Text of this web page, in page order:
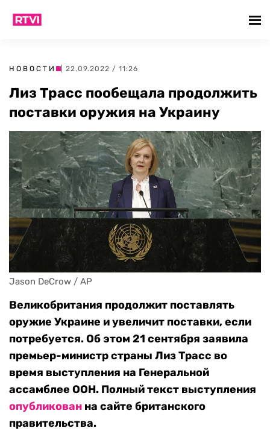
НОВОСТИ | 22.09.2022 / 11:26
Лиз Трасс пообещала продолжить
поставки оружия на Украину
Jason DeCrow / AP
Великобритания продолжит поставлять
оружие Украине и увеличит поставки, если
потребуется. Об этом 21 сентября заявила
премьер-министр страны Лиз Трасс во
время выступления на Генеральной
ассамблее ООН. Полный текст выступления
опубликован на сайте британского
правительства.